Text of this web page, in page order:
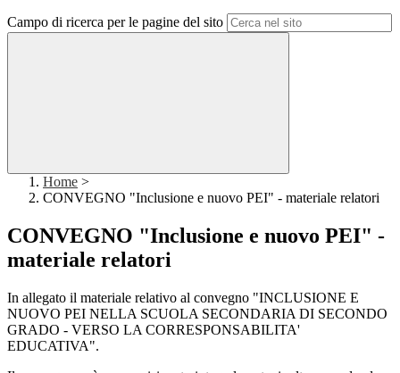
Campo di ricerca per le pagine del sito
Home >
CONVEGNO "Inclusione e nuovo PEI" - materiale relatori
CONVEGNO "Inclusione e nuovo PEI" -
materiale relatori
In allegato il materiale relativo al convegno "INCLUSIONE E
NUOVO PEI NELLA SCUOLA SECONDARIA DI SECONDO
GRADO - VERSO LA CORRESPONSABILITA'
EDUCATIVA".